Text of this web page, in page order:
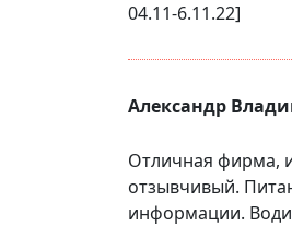
04.11-6.11.22]
Александр
Отличная фирма,
отзывчивый.
информации.